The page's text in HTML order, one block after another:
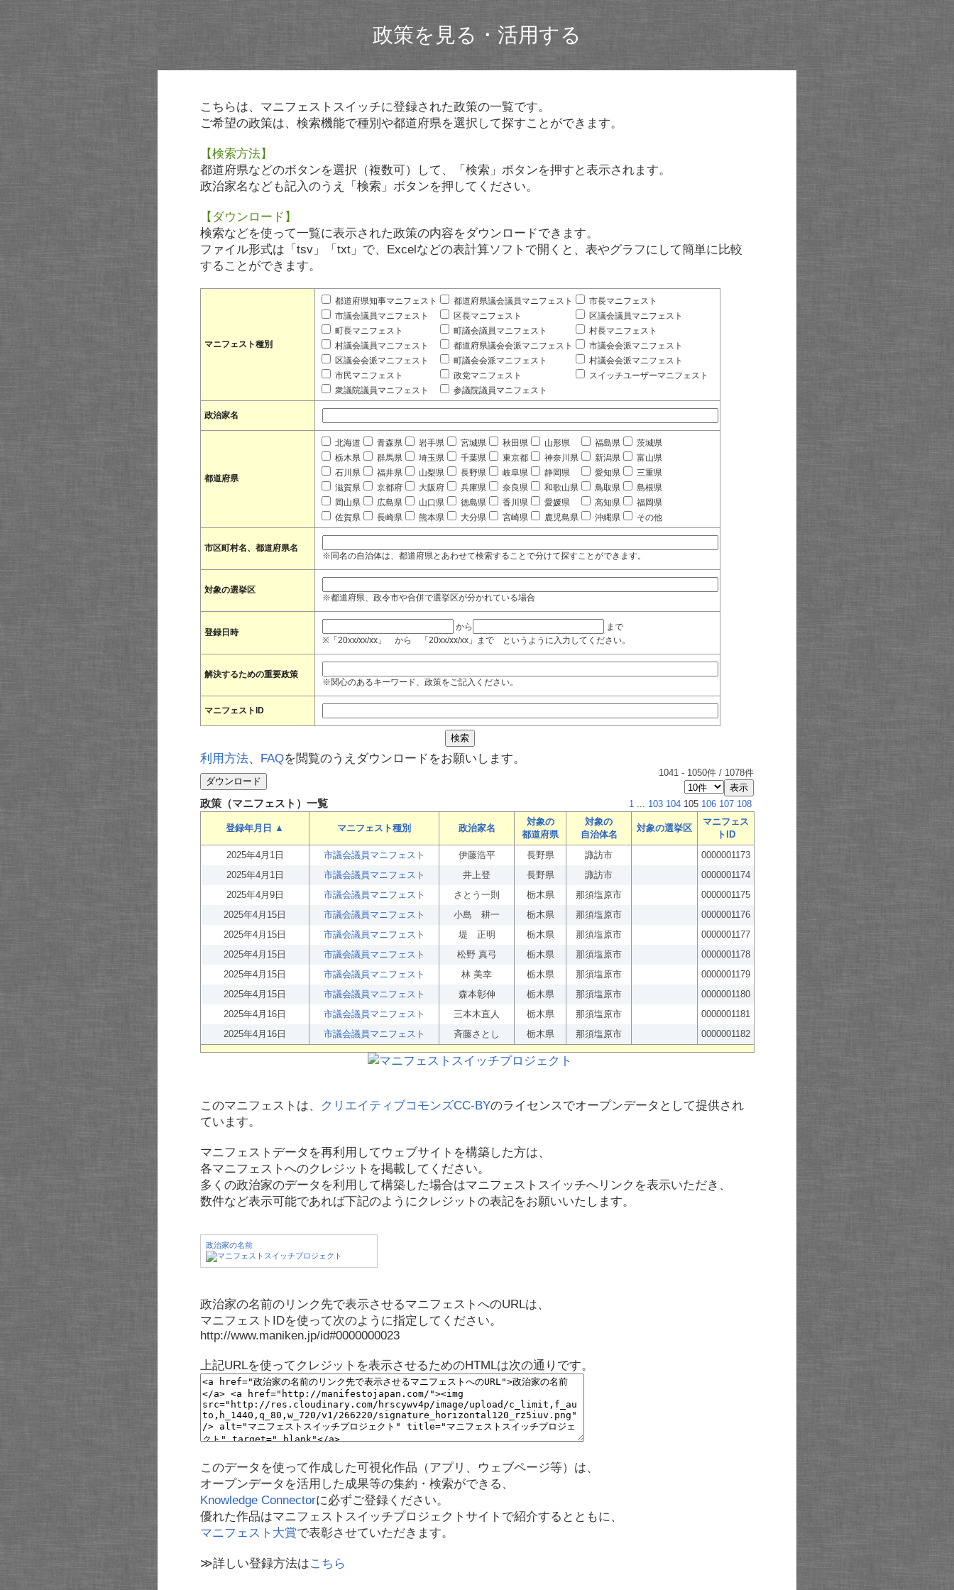
政策を見る・活用する
こちらは、マニフェストスイッチに登録された政策の一覧です。
ご希望の政策は、検索機能で種別や都道府県を選択して探すことができます。
【検索方法】
都道府県などのボタンを選択（複数可）して、「検索」ボタンを押すと表示されます。
政治家名なども記入のうえ「検索」ボタンを押してください。
【ダウンロード】
検索などを使って一覧に表示された政策の内容をダウンロードできます。
ファイル形式は「tsv」「txt」で、Excelなどの表計算ソフトで開くと、表やグラフにして簡単に比較
することができます。
マニフェスト種別
都道府県知事マニフェスト 都道府県議会議員マニフェスト
市長マニフェスト
市議会議員マニフェスト
区長マニフェスト
区議会議員マニフェスト
町長マニフェスト
町議会議員マニフェスト
村長マニフェスト
村議会議員マニフェスト
都道府県議会会派マニフェスト
市議会会派マニフェスト
区議会会派マニフェスト
町議会会派マニフェスト
村議会会派マニフェスト
市民マニフェスト
政党マニフェスト
スイッチユーザーマニフェスト
衆議院議員マニフェスト
参議院議員マニフェスト
政治家名
都道府県
北海道 青森県 岩手県 宮城県 秋田県 山形県 福島県
茨城県
栃木県
群馬県 埼玉県 千葉県 東京都 神奈川県 新潟県
富山県
石川県
福井県 山梨県 長野県 岐阜県 静岡県 愛知県
三重県
滋賀県
京都府 大阪府 兵庫県 奈良県 和歌山県 鳥取県
島根県
岡山県
広島県 山口県 徳島県 香川県 愛媛県 高知県
福岡県
佐賀県
長崎県 熊本県 大分県 宮崎県 鹿児島県 沖縄県 その他
市区町村名、都道府県名
※同名の自治体は、都道府県とあわせて検索することで分けて探すことができます。
対象の選挙区
※都道府県、政令市や合併で選挙区が分かれている場合
登録日時
から
まで
※「20xx/xx/xx」 から 「20xx/xx/xx」まで というように入力してください。
解決するための重要政策
※関心のあるキーワード、政策をご記入ください。
マニフェストID
利用方法、 FAQを閲覧のうえダウンロードをお願いします。
1041 - 1050件 / 1078件
政策（マニフェスト）一覧 1 ... 103 104 105 106 107 108
登録年月日 ▲ マニフェスト種別 政治家名
対象の
都道府県
対象の
自治体名
対象の選挙区
マニフェス
トID
2025年4月1日
市議会議員マニフェスト 伊藤浩平 長野県 諏訪市
0000001173
2025年4月1日
市議会議員マニフェスト 井上登 長野県 諏訪市
0000001174
2025年4月9日
市議会議員マニフェスト さとう一則 栃木県 那須塩原市
0000001175
2025年4月15日
市議会議員マニフェスト 小島 耕一 栃木県 那須塩原市
0000001176
2025年4月15日
市議会議員マニフェスト 堤 正明 栃木県 那須塩原市
0000001177
2025年4月15日
市議会議員マニフェスト 松野 真弓 栃木県 那須塩原市
0000001178
2025年4月15日
市議会議員マニフェスト 林 美幸 栃木県 那須塩原市
0000001179
2025年4月15日
市議会議員マニフェスト 森本彰伸 栃木県 那須塩原市
0000001180
2025年4月16日
市議会議員マニフェスト 三本木直人 栃木県 那須塩原市
0000001181
2025年4月16日
市議会議員マニフェスト 斉藤さとし 栃木県 那須塩原市 0000001182
このマニフェストは、 クリエイティブコモンズCC-BYのライセンスでオープンデータとして提供され
ています。
マニフェストデータを再利用してウェブサイトを構築した方は、
各マニフェストへのクレジットを掲載してください。
多くの政治家のデータを利用して構築した場合はマニフェストスイッチへリンクを表示いただき、
数件など表示可能であれば下記のようにクレジットの表記をお願いいたします。
政治家の名前
政治家の名前のリンク先で表示させるマニフェストへのURLは、
マニフェストIDを使って次のように指定してください。
http://www.maniken.jp/id#0000000023
上記URLを使ってクレジットを表示させるためのHTMLは次の通りです。
このデータを使って作成した可視化作品（アプリ、ウェブページ等）は、
オープンデータを活用した成果等の集約・検索ができる、
Knowledge Connectorに必ずご登録ください。
優れた作品はマニフェストスイッチプロジェクトサイトで紹介するとともに、
マニフェスト大賞で表彰させていただきます。
≫詳しい登録方法はこちら